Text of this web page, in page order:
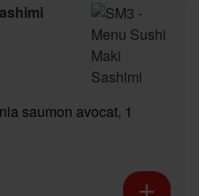
saumon avocat, 1